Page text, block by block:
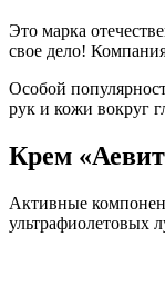
Это марка
свое дело!
Особой
рук и кожи вокруг
Крем
Активные
ультрафиолетовых